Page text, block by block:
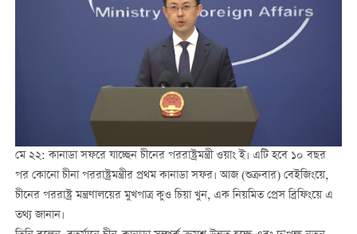
মে ২২: কানাডা সফরে যাচ্ছেন চীনের পররাষ্ট্রমন্ত্রী ওয়াং ই। এটি হবে ১০ বছর
পর কোনো চীনা পররাষ্ট্রমন্ত্রীর প্রথম কানাডা সফর। আজ (শুক্রবার) বেইজিংয়ে,
চীনের পররাষ্ট্র মন্ত্রণালয়ের মুখপাত্র কুও চিয়া খুন, এক নিয়মিত প্রেস ব্রিফিংয়ে এ
তথ্য জানান।